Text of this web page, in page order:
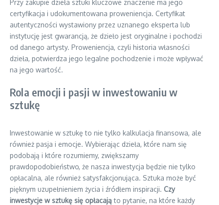
Przy zakupie dzieła sztuki kluczowe znaczenie ma jego
certyfikacja i udokumentowana proweniencja. Certyfikat
autentyczności wystawiony przez uznanego eksperta lub
instytucję jest gwarancją, że dzieło jest oryginalne i pochodzi
od danego artysty. Proweniencja, czyli historia własności
dzieła, potwierdza jego legalne pochodzenie i może wpływać
na jego wartość.
Rola emocji i pasji w inwestowaniu w
sztukę
Inwestowanie w sztukę to nie tylko kalkulacja finansowa, ale
również pasja i emocje. Wybierając dzieła, które nam się
podobają i które rozumiemy, zwiększamy
prawdopodobieństwo, że nasza inwestycja będzie nie tylko
opłacalna, ale również satysfakcjonująca. Sztuka może być
pięknym uzupełnieniem życia i źródłem inspiracji. Czy
inwestycje w sztukę się opłacają to pytanie, na które każdy